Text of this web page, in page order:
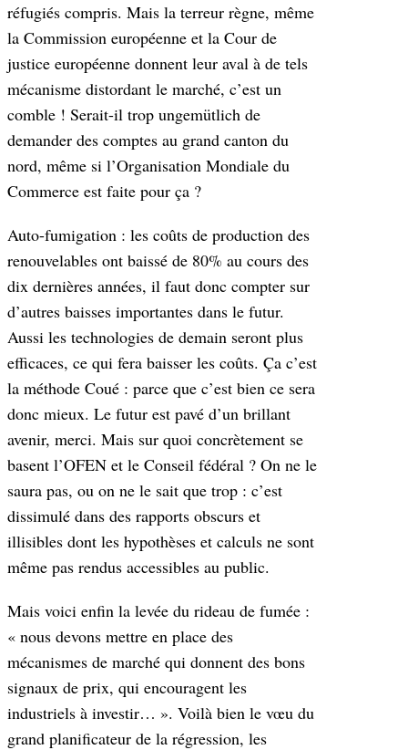
réfugiés compris. Mais la terreur règne, même
la Commission européenne et la Cour de
justice européenne donnent leur aval à de tels
mécanisme distordant le marché, c’est un
comble ! Serait-il trop ungemütlich de
demander des comptes au grand canton du
nord, même si l’Organisation Mondiale du
Commerce est faite pour ça ?
Auto-fumigation : les coûts de production des
renouvelables ont baissé de 80% au cours des
dix dernières années, il faut donc compter sur
d’autres baisses importantes dans le futur.
Aussi les technologies de demain seront plus
efficaces, ce qui fera baisser les coûts. Ça c’est
la méthode Coué : parce que c’est bien ce sera
donc mieux. Le futur est pavé d’un brillant
avenir, merci. Mais sur quoi concrètement se
basent l’OFEN et le Conseil fédéral ? On ne le
saura pas, ou on ne le sait que trop : c’est
dissimulé dans des rapports obscurs et
illisibles dont les hypothèses et calculs ne sont
même pas rendus accessibles au public.
Mais voici enfin la levée du rideau de fumée :
« nous devons mettre en place des
mécanismes de marché qui donnent des bons
signaux de prix, qui encouragent les
industriels à investir… ». Voilà bien le vœu du
grand planificateur de la régression, les